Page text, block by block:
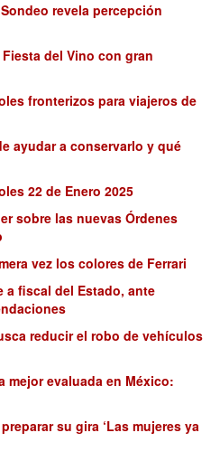
revela percepción
del Vino con gran
fronterizos para viajeros de
ayudar a conservarlo y qué
22 de Enero 2025
sobre las nuevas Órdenes
vez los colores de Ferrari
a fiscal del Estado, ante
reducir el robo de vehículos
mejor evaluada en México:
su gira ‘Las mujeres ya